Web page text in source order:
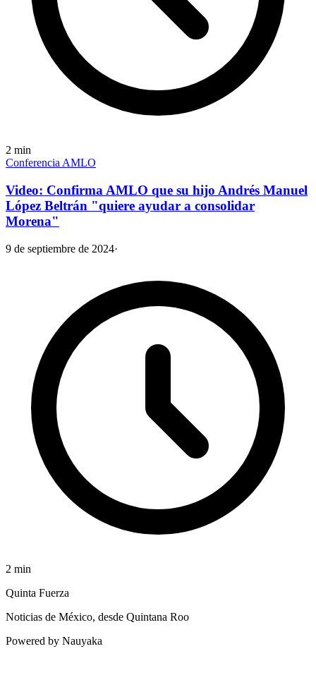
2 min
Conferencia AMLO
Video: Confirma AMLO que su hijo Andrés Manuel
López Beltrán "quiere ayudar a consolidar
Morena"
9 de septiembre de 2024·
2 min
Quinta Fuerza
Noticias de México, desde Quintana Roo
Powered by Nauyaka